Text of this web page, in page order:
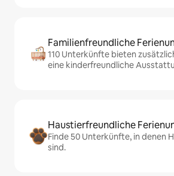
Familienfreundliche
110 Unterkünfte bieten
eine kinderfreundliche
Haustierfreundliche
Finde 50 Unterkünfte, in denen
sind.